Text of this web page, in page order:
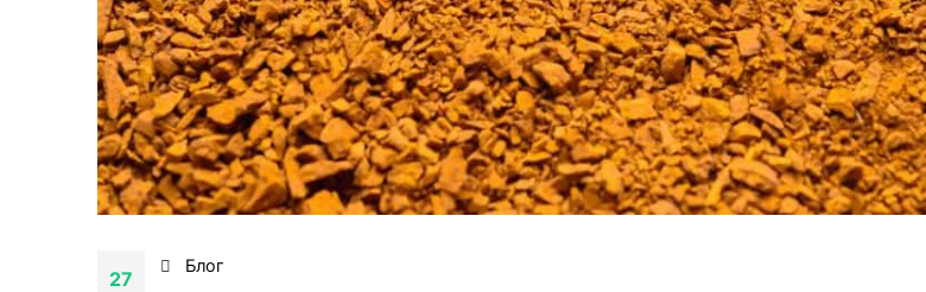
27
Блог